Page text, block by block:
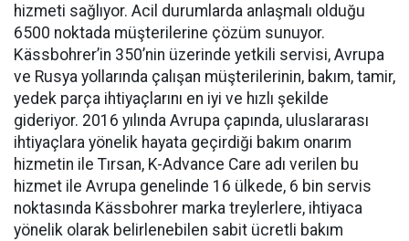
hizmeti sağlıyor. Acil durumlarda anlaşmalı olduğu
6500 noktada müşterilerine çözüm sunuyor.
Kässbohrer’in 350’nin üzerinde yetkili servisi, Avrupa
ve Rusya yollarında çalışan müşterilerinin, bakım, tamir,
yedek parça ihtiyaçlarını en iyi ve hızlı şekilde
gideriyor. 2016 yılında Avrupa çapında, uluslararası
ihtiyaçlara yönelik hayata geçirdiği bakım onarım
hizmetin ile Tırsan, K-Advance Care adı verilen bu
hizmet ile Avrupa genelinde 16 ülkede, 6 bin servis
noktasında Kässbohrer marka treylerlere, ihtiyaca
yönelik olarak belirlenebilen sabit ücretli bakım